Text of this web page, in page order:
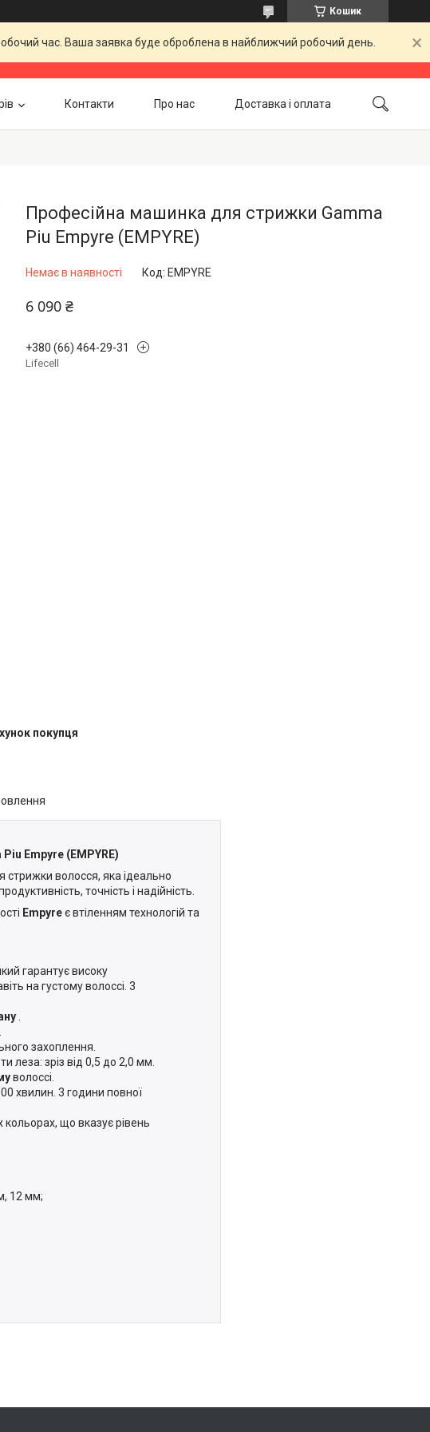
Кошик
час. Ваша заявка буде оброблена в найближчий робочий день.
Контакти Про нас Доставка і оплата
Професійна машинка для стрижки Gamma
Piu Empyre (EMPYRE)
Немає в наявності Код: EMPYRE
6 090 ₴
+380 (66) 464-29-31
Lifecell
покупця
Empyre (EMPYRE)
волосся, яка ідеально
точність і надійність.
Empyreє втіленням технологій та
гарантує високу
на густому волоссі. 3
захоплення.
леза: зріз від 0,5 до 2,0 мм.
волоссі.
хвилин. 3 години повної
кольорах, що вказує рівень
12 мм;